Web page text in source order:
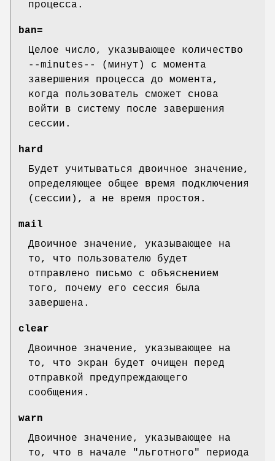
процесса.
ban=
Целое число, указывающее количество
--minutes-- (минут) с момента
завершения процесса до момента,
когда пользователь сможет снова
войти в систему после завершения
сессии.
hard
Будет учитываться двоичное значение,
определяющее общее время подключения
(сессии), а не время простоя.
mail
Двоичное значение, указывающее на
то, что пользователю будет
отправлено письмо с объяснением
того, почему его сессия была
завершена.
clear
Двоичное значение, указывающее на
то, что экран будет очищен перед
отправкой предупреждающего
сообщения.
warn
Двоичное значение, указывающее на
то, что в начале "льготного" периода